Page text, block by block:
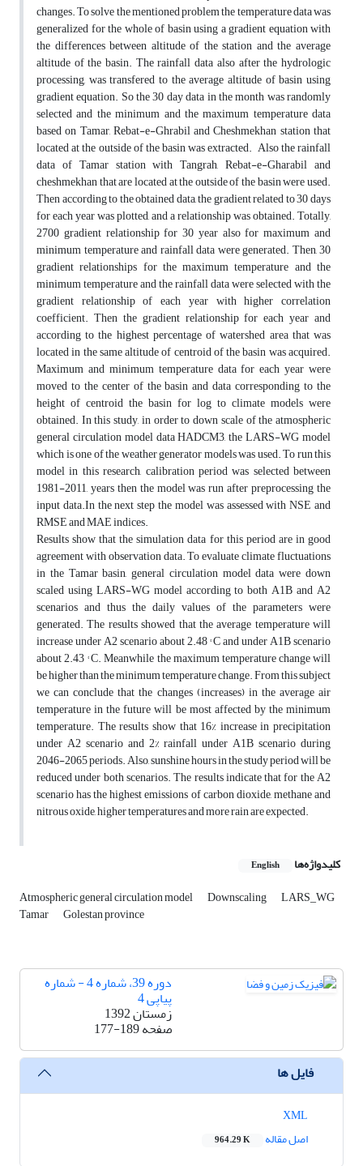
changes. To solve the mentioned problem the temperature data was
generalized for the whole of basin using a gradient equation with
the differences between altitude of the station and the average
altitude of the basin. The rainfall data also after the hydrologic
processing, was transfered to the average altitude of basin using
gradient equation. So the 30 day data in the month was randomly
selected and the minimum and the maximum temperature data
based on Tamar, Rebat-e-Ghrabil and Cheshmekhan station that
located at the outside of the basin was extracted. Also the rainfall
data of Tamar station with Tangrah, Rebat-e-Gharabil and
cheshmekhan that are located at the outside of the basin were used.
Then according to the obtained data, the gradient related to 30 days
for each year was plotted, and a relationship was obtained. Totally,
2700 gradient relationship for 30 year also for maximum and
minimum temperature and rainfall data were generated. Then, 30
gradient relationships for the maximum temperature and the
minimum temperature and the rainfall data were selected with the
gradient relationship of each year with higher correlation
coefficient. Then the gradient relationship for each year and
according to the highest percentage of watershed area that was
located in the same altitude of centroid of the basin was acquired.
Maximum and minimum temperature data for each year were
moved to the center of the basin and data corresponding to the
height of centroid the basin for log to climate models were
obtained. In this study, in order to down scale of the atmospheric
general circulation model data HADCM3, the LARS-WG model
which is one of the weather generator models was used. To run this
model in this research, calibration period was selected between
1981-2011, years then the model was run after preprocessing the
input data.In the next step the model was assessed with NSE and
RMSE and MAE indices.
Results show that the simulation data for this period are in good
agreement with observation data. To evaluate climate fluctuations
in the Tamar basin, general circulation model data were down
scaled using LARS-WG model according to both A1B and A2
scenarios and thus the daily values of the parameters were
generated. The results showed that the average temperature will
increase under A2 scenario about 2.48 ° C and under A1B scenario
about 2.43 ° C. Meanwhile the maximum temperature change will
be higher than the minimum temperature change. From this subject
we can conclude that the changes (increases) in the average air
temperature in the future will be most affected by the minimum
temperature. The results show that 16% increase in precipitation
under A2 scenario and 2% rainfall under A1B scenario during
2046-2065 periods. Also, sunshine hours in the study period will be
reduced under both scenarios. The results indicate that for the A2
scenario has the highest emissions of carbon dioxide, methane and
nitrous oxide, higher temperatures and more rain are expected.
کلیدواژه‌ها English
Atmospheric general circulation model Downscaling LARS_WG
Tamar Golestan province
دوره 39، شماره 4 - شماره
پیاپی 4
زمستان 1392
صفحه177-189
فایل ها
اصل مقاله
964.29 K